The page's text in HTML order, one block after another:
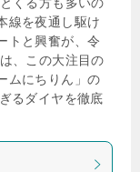
線を夜通し駆け
トと興奮が、令
、この大注目の
ムにちりん」の
るダイヤを徹底